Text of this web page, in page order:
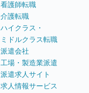
看護師転職
介護転職
ハイクラス・
ミドルクラス転職
派遣会社
工場・製造業派遣
派遣求人サイト
求人情報サービス